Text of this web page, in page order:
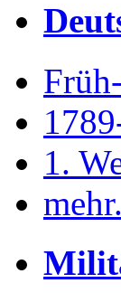
1.